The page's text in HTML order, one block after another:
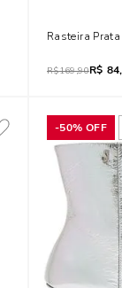
Rasteira
R$169,90R$
-50% OFF